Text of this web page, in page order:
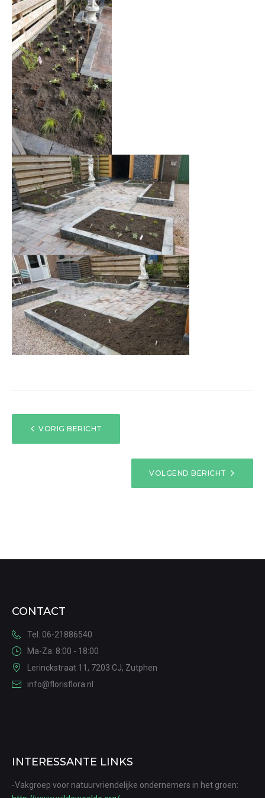
BERICHT
NAVIGATIE
VORIG BERICHT
VOLGEND BERICHT
CONTACT
Tel: 06-21886540
Ma-Za: 8:00 - 18:00
Lerinckstraat 11, 7203 CJ, Zutphen
info@florisflora.nl
INTERESSANTE LINKS
-Vakgroep voor natuurvriendelijke ondernemers in het groen: